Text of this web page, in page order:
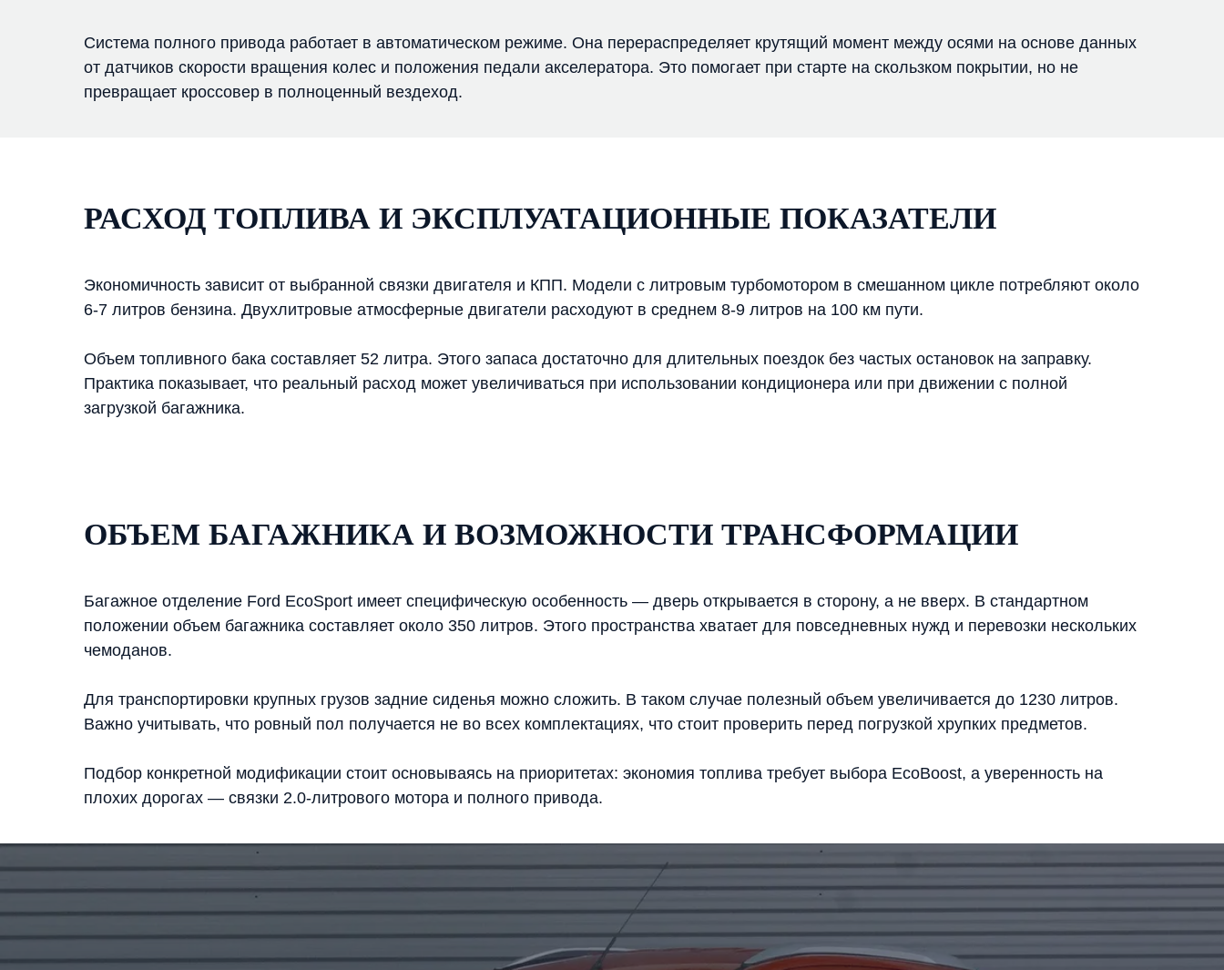
Система полного привода работает в автоматическом режиме. Она перераспределяет крутящий момент между осями на основе данных
от датчиков скорости вращения колес и положения педали акселератора. Это помогает при старте на скользком покрытии, но не
превращает кроссовер в полноценный вездеход.
РАСХОД ТОПЛИВА И ЭКСПЛУАТАЦИОННЫЕ ПОКАЗАТЕЛИ
Экономичность зависит от выбранной связки двигателя и КПП. Модели с литровым турбомотором в смешанном цикле потребляют около
6-7 литров бензина. Двухлитровые атмосферные двигатели расходуют в среднем 8-9 литров на 100 км пути.
Объем топливного бака составляет 52 литра. Этого запаса достаточно для длительных поездок без частых остановок на заправку.
Практика показывает, что реальный расход может увеличиваться при использовании кондиционера или при движении с полной
загрузкой багажника.
ОБЪЕМ БАГАЖНИКА И ВОЗМОЖНОСТИ ТРАНСФОРМАЦИИ
Багажное отделение Ford EcoSport имеет специфическую особенность — дверь открывается в сторону, а не вверх. В стандартном
положении объем багажника составляет около 350 литров. Этого пространства хватает для повседневных нужд и перевозки нескольких
чемоданов.
Для транспортировки крупных грузов задние сиденья можно сложить. В таком случае полезный объем увеличивается до 1230 литров.
Важно учитывать, что ровный пол получается не во всех комплектациях, что стоит проверить перед погрузкой хрупких предметов.
Подбор конкретной модификации стоит основываясь на приоритетах: экономия топлива требует выбора EcoBoost, а уверенность на
плохих дорогах — связки 2.0-литрового мотора и полного привода.